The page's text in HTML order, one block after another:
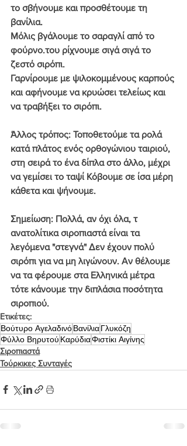
το σβήνουμε και προσθέτουμε τη
βανίλια.
Μόλις βγάλουμε το σαραγλί από το
φούρνο.του ρίχνουμε σιγά σιγά το
ζεστό σιρόπι.
Γαρνίρουμε με ψιλοκομμένους καρπούς
και αφήνουμε να κρυώσει τελείως και
να τραβήξει το σιρόπι.
Άλλος τρόπος: Τοποθετούμε τα ρολά
κατά πλάτος ενός ορθογώνιου ταιριού,
στη σειρά το ένα δίπλα στο άλλο, μέχρι
να γεμίσει το ταψί Κόβουμε σε ίσα μέρη
κάθετα και ψήνουμε.
Σημείωση: Πολλά, αν όχι όλα, τ
ανατολίτικα σιροπιαστά είναι τα
λεγόμενα "στεγνά" Δεν έχουν πολύ
σιρόπι για να μη λιγώνουν. Αν θέλουμε
να τα φέρουμε στα Ελληνικά μέτρα
τότε κάνουμε την διπλάσια ποσότητα
σιροπιού.
Ετικέτες:
Βούτυρο ΑγελαδινόΒανίλιαΓλυκόζη
Φύλλο Βηρυτού ΚαρύδιαΦιστίκι Αιγίνης
Σιροπιαστά
Τούρκικες Συνταγές